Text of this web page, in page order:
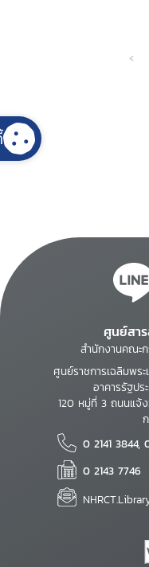
‹
ศูนย์สา
สำนักงานคณะ
ศูนย์ราชการเฉลิมพร
อาคารรัฐป
120 หมู่ที่ 3 ถนนแจ้
0 2141 3844,
0 2143 7746